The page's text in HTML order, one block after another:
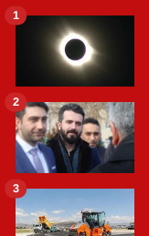
1
2
3